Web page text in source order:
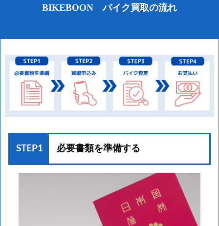
BIKEBOON バイク買取の流れ
STEP1 必要書類を準備する